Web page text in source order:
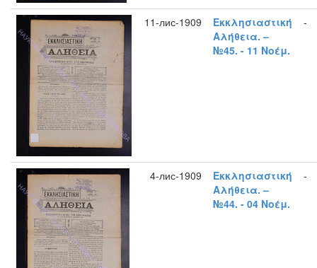
11-лис-1909
Εκκλησιαστική
Αλήθεια. –
№45. - 11 Νοέμ.
-
4-лис-1909
Εκκλησιαστική
Αλήθεια. –
№44. - 04 Νοέμ.
-